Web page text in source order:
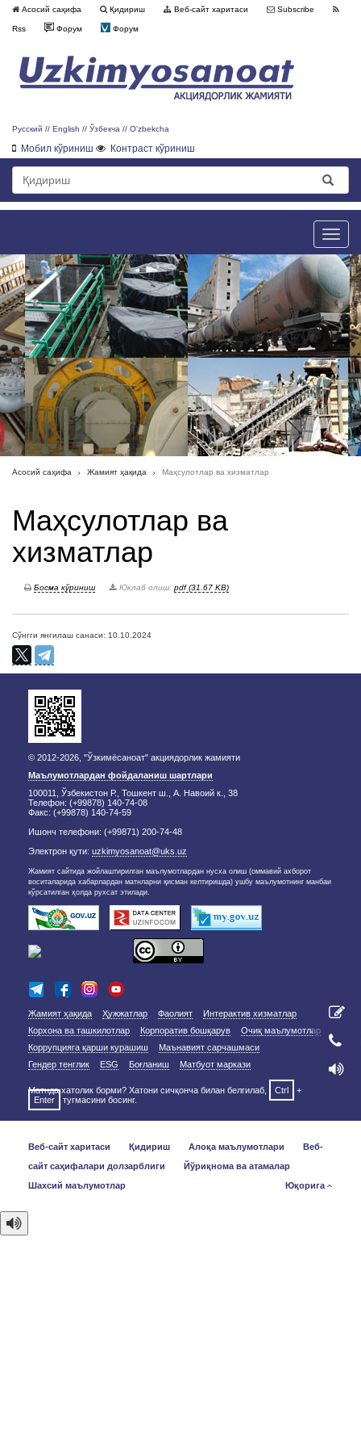
Асосий саҳифа Қидириш Веб-сайт харитаси Subscribe
Rss Форум Форум
Русский // English // Ўзбекча // O'zbekcha
Мобил кўриниш Контраст кўриниш
Toggle
Асосий саҳифа Жамият ҳақида Маҳсулотлар ва хизматлар
Маҳсулотлар ва
хизматлар
Босма кўриниш Юклаб олиш: pdf (31.67 KB)
Сўнгги янгилаш санаси: 10.10.2024
© 2012-2026, "Ўзкимёсаноат" акциядорлик жамияти
Маълумотлардан фойдаланиш шартлари
100011, Ўзбекистон Р., Тошкент ш., А. Навоий к., 38
Телефон: (+99878) 140-74-08
Факс: (+99878) 140-74-59
Ишонч телефони: (+99871) 200-74-48
Электрон қути: uzkimyosanoat@uks.uz
Жамият сайтида жойлаштирилган маълумотлардан нусха олиш (оммавий ахборот
воситаларида хабарлардан матнларни қисман келтиришда) ушбу маълумотнинг манбаи
кўрсатилган ҳолда рухсат этилади.
Жамият ҳақида Ҳужжатлар Фаолият
Интерактив хизматлар
Корхона ва ташкилотлар
Корпоратив бошқарув
Очиқ маълумотлар
Коррупцияга қарши курашиш
Маънавият сарчашмаси
Гендер тенглик
ESG Боғланиш Матбуот маркази
Матнда хатолик борми? Хатони сичқонча билан белгилаб, Ctrl
+
Enter
тугмасини босинг.
Веб-сайт харитаси Қидириш Алоқа маълумотлари
Веб-
сайт саҳифалари долзарблиги
Йўриқнома ва атамалар
Шахсий маълумотлар
Юқорига